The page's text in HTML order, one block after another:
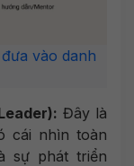
vào danh
Đây là
cái nhìn toàn
sự phát triển